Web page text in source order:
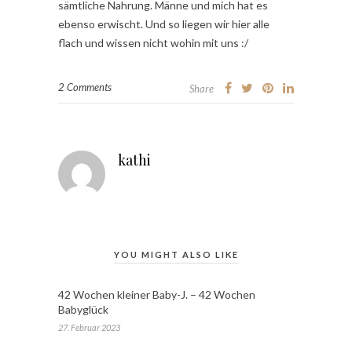
sämtliche Nahrung. Männe und mich hat es
ebenso erwischt. Und so liegen wir hier alle
flach und wissen nicht wohin mit uns :/
2 Comments Share
kathi
YOU MIGHT ALSO LIKE
42 Wochen kleiner Baby-J. – 42 Wochen
Babyglück
27. Februar 2023